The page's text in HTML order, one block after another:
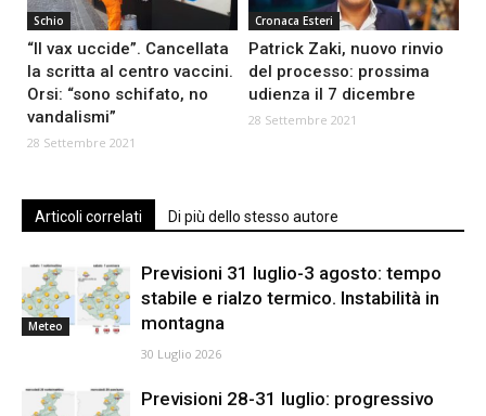
Schio
“Il vax uccide”. Cancellata
la scritta al centro vaccini.
Orsi: “sono schifato, no
vandalismi”
28 Settembre 2021
Cronaca Esteri
Patrick Zaki, nuovo rinvio
del processo: prossima
udienza il 7 dicembre
28 Settembre 2021
Articoli correlati Di più dello stesso autore
Meteo
Previsioni 31 luglio-3 agosto: tempo
stabile e rialzo termico. Instabilità in
montagna
30 Luglio 2026
Previsioni 28-31 luglio: progressivo